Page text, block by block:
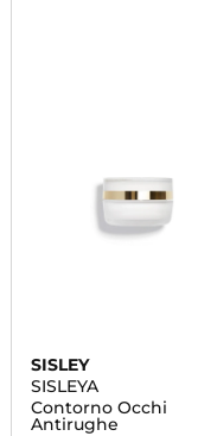
SISLEY
SISLEYA
Contorno Occhi
Antirughe